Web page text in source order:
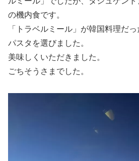
の機内食です。
「トラベルミール」が韓国料理だ
パスタを選びました。
美味しくいただきました。
ごちそうさまでした。